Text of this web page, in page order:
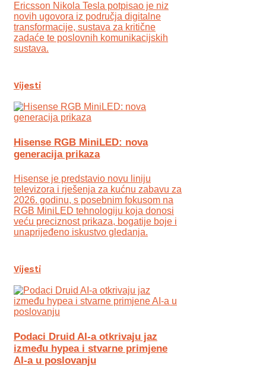
Ericsson Nikola Tesla potpisao je niz
novih ugovora iz područja digitalne
transformacije, sustava za kritične
zadaće te poslovnih komunikacijskih
sustava.
Vijesti
Hisense RGB MiniLED: nova
generacija prikaza
Hisense je predstavio novu liniju
televizora i rješenja za kućnu zabavu za
2026. godinu, s posebnim fokusom na
RGB MiniLED tehnologiju koja donosi
veću preciznost prikaza, bogatije boje i
unaprijeđeno iskustvo gledanja.
Vijesti
Podaci Druid AI-a otkrivaju jaz
između hypea i stvarne primjene
AI-a u poslovanju